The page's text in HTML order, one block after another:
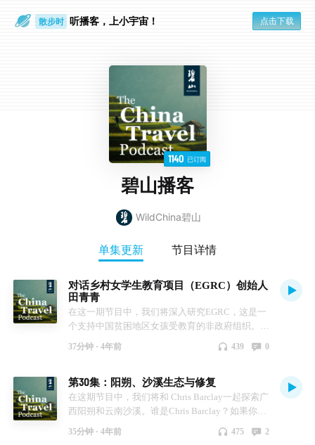
散步时 听播客，上小宇宙！ 点击下载
1140 已订阅
碧山播客
WildChina碧山
单集更新 节目详情
对话乡村女学生教育项目（EGRC）创始人
田青青
在这一期节目中，我们将深入研究EGRC，这是一
个支持中国贫困地区女孩受教育的非政府组织。我
了她在中国成长的个人故事。
37分钟 · 4年前 439 0
第30集：阳朔、沙溪生态与修复
在这期节目中，我们将和 Chris Barclay一起探索广
西阳朔和云南沙溪。谁是Chris Barclay？如果你在
店，它是坐落在遇龙河岸边的一座历史悠久的度假
35分钟 · 4年前 475 2